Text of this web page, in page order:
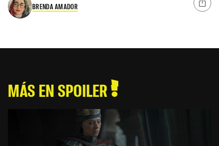
BRENDA AMADOR
MÁS EN SPOILER